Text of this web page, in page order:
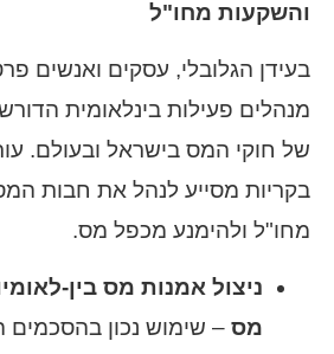
והשקעות מחו"ל
בעידן הגלובלי, עסקים ואנשים
מנהלים פעילות בינלאומית
של חוקי המס בישראל ובעולם.
בקריות מסייע לנהל את חבות
מחו"ל ולהימנע מכפל מס.
ניצול אמנות מס בין-
מס – שימוש נכון בהסכמים